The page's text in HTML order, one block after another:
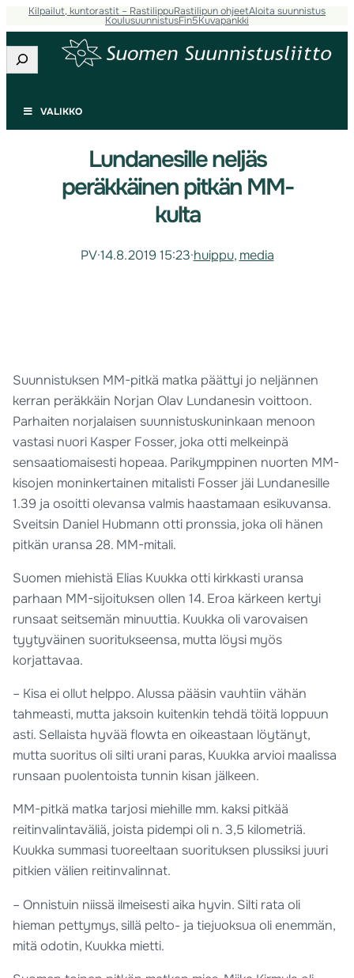
Kilpailut, kuntorastit – RastilippuRastilipun ohjeetAloita suunnistus
KoulusuunnistusFin5Kuvapankki
Etsi
VALIKKO
Lundanesille neljäs
peräkkäinen pitkän MM-
kulta
PV·14.8.2019 15:23·huippu, media
Suunnistuksen MM-pitkä matka päättyi jo neljännen
kerran peräkkäin Norjan Olav Lundanesin voittoon.
Parhaiten norjalaisen suunnistuskuninkaan menoon
vastasi nuori Kasper Fosser, joka otti melkeinpä
sensaatiomaisesti hopeaa. Parikymppinen nuorten MM-
kisojen moninkertainen mitalisti Fosser jäi Lundanesille
1.39 ja osoitti olevansa valmis haastamaan esikuvansa.
Sveitsin Daniel Hubmann otti pronssia, joka oli hänen
pitkän uransa 28. MM-mitali.
Suomen miehistä Elias Kuukka otti kirkkasti uransa
parhaan MM-sijoituksen ollen 14. Eroa kärkeen kertyi
runsaat seitsemän minuuttia. Kuukka oli varovaisen
tyytyväinen suoritukseensa, mutta löysi myös
korjattavaa.
– Kisa ei ollut helppo. Alussa pääsin vauhtiin vähän
tahmeasti, mutta jaksoin kuitenkin tehdä töitä loppuun
asti. Sellaista hyvää flowta en oikeastaan löytänyt,
mutta suoritus oli silti urani paras, Kuukka arvioi maalissa
runsaan puolentoista tunnin kisan jälkeen.
MM-pitkä matka tarjosi miehille mm. kaksi pitkää
reitinvalintaväliä, joista pidempi oli n. 3,5 kilometriä.
Kuukka summasi tuoreeltaan suorituksen plussiksi juuri
pitkien välien reitinvalinnat.
– Onnistuin niissä ilmeisesti aika hyvin. Silti rata oli
hieman pettymys, sillä pelto- ja tiejuoksua oli enemmän,
mitä odotin, Kuukka mietti.